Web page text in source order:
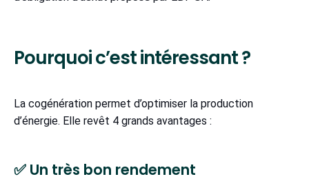
Pourquoi c’est intéressant ?
La cogénération permet d’optimiser la production
d’énergie. Elle revêt 4 grands avantages :
✅ Un très bon rendement